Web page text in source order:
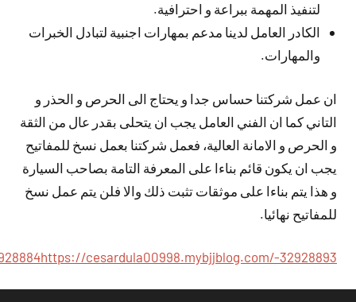
لتنفيذ المهمة ببراعة و احترافية.
الكادر العامل لدينا مدعم بمهارات اجنبية لتبادل الخبرات
والمهارات.
ان عمل شركتنا حساس جدا و يحتاج الى الحرص و الحذر و
التاني كما ان الفني العامل يجب ان يتحلى بقدر عال من الثقة
و الحرص و الامانة العالية، فعمل شركتنا بعمل نسخ للمفاتيح
يجب ان يكون قائم بناءا على المعرفة التامة بصاحب السيارة
و هذا يتم بناءا على موثقات تثبت ذلك والا فلن يتم عمل نسخ
للمفاتيح نهائيا.
https://cesardula00998.mybjjblog.com/-32928893